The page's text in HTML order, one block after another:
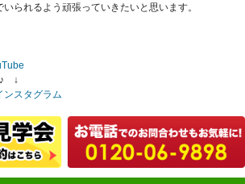
られるよう頑張っていきたいと思います。
♪ ↓
スタグラム